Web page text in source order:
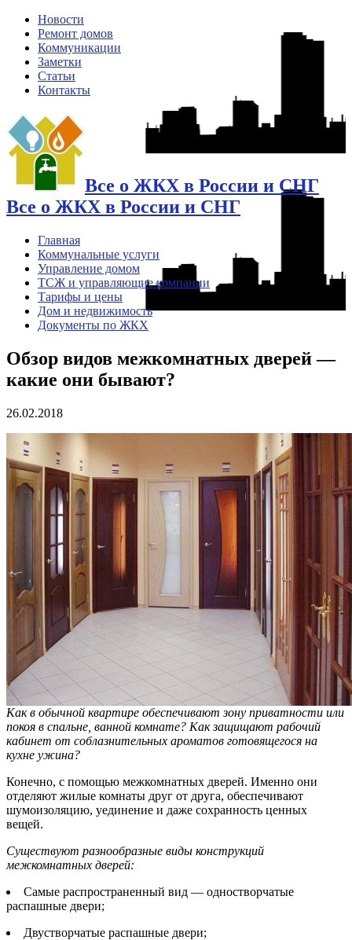
Новости
Ремонт домов
Коммуникации
Заметки
Статьи
Контакты
Все о ЖКХ в России и СНГ
Все о ЖКХ в России и СНГ
Главная
Коммунальные услуги
Управление домом
ТСЖ и управляющие компании
Тарифы и цены
Дом и недвижимость
Документы по ЖКХ
Обзор видов межкомнатных дверей —
какие они бывают?
26.02.2018
Как в обычной квартире обеспечивают зону приватности или
покоя в спальне, ванной комнате? Как защищают рабочий
кабинет от соблазнительных ароматов готовящегося на
кухне ужина?
Конечно, с помощью межкомнатных дверей. Именно они
отделяют жилые комнаты друг от друга, обеспечивают
шумоизоляцию, уединение и даже сохранность ценных
вещей.
Существуют разнообразные виды конструкций
межкомнатных дверей:
Самые распространенный вид — одностворчатые
распашные двери;
Двустворчатые распашные двери;